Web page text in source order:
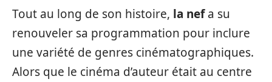
Tout au long de son histoire, la nefa su
renouveler sa programmation pour inclure
une variété de genres cinématographiques.
Alors que le cinéma d’auteur était au centre